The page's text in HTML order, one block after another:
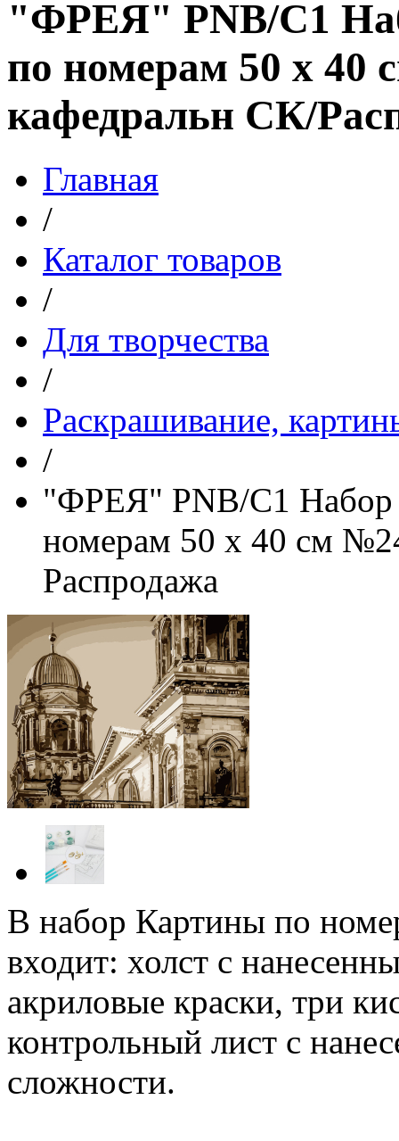
"ФРЕЯ" PNB/C1
по номерам 50 х
кафедральн СК/
Главная
/
Каталог товаров
/
Для творчества
/
Раскрашивание,
/
"ФРЕЯ" PNB/C1 Набор
номерам 50 х 40 см
Распродажа
В набор Картины по
входит: холст с
акриловые краски, три
контрольный лист с
сложности.